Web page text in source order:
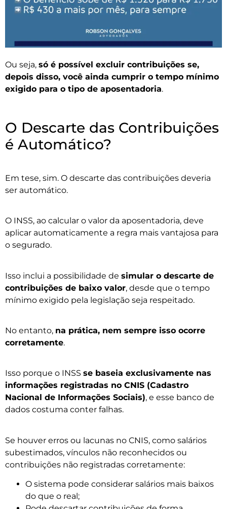
Ou seja, só é possível excluir contribuições se,
depois disso, você ainda cumprir o tempo mínimo
exigido para o tipo de aposentadoria.
O Descarte das Contribuições
é Automático?
Em tese, sim. O descarte das contribuições deveria
ser automático.
O INSS, ao calcular o valor da aposentadoria, deve
aplicar automaticamente a regra mais vantajosa para
o segurado.
Isso inclui a possibilidade de simular o descarte de
contribuições de baixo valor, desde que o tempo
mínimo exigido pela legislação seja respeitado.
No entanto, na prática, nem sempre isso ocorre
corretamente.
Isso porque o INSS se baseia exclusivamente nas
informações registradas no CNIS (Cadastro
Nacional de Informações Sociais), e esse banco de
dados costuma conter falhas.
Se houver erros ou lacunas no CNIS, como salários
subestimados, vínculos não reconhecidos ou
contribuições não registradas corretamente:
O sistema pode considerar salários mais baixos
do que o real;